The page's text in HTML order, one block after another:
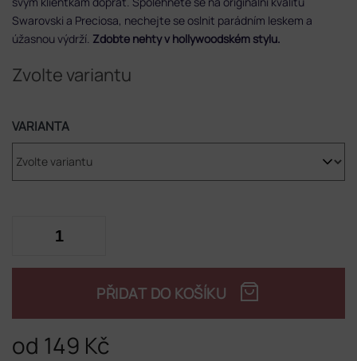
od 149 Kč
Zvolte variantu
VARIANTA
PŘIDAT DO KOŠÍKU
Swarovski a Preciosa, nechejte se oslnit parádním leskem a
úžasnou výdrží. Zdobte nehty v hollywoodském stylu.